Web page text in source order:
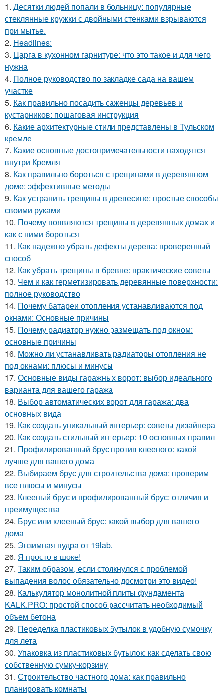
1. Десятки людей попали в больницу: популярные
стеклянные кружки с двойными стенками взрываются
при мытье.
2. Headlines:
3. Царга в кухонном гарнитуре: что это такое и для чего
нужна
4. Полное руководство по закладке сада на вашем
участке
5. Как правильно посадить саженцы деревьев и
кустарников: пошаговая инструкция
6. Какие архитектурные стили представлены в Тульском
кремле
7. Какие основные достопримечательности находятся
внутри Кремля
8. Как правильно бороться с трещинами в деревянном
доме: эффективные методы
9. Как устранить трещины в древесине: простые способы
своими руками
10. Почему появляются трещины в деревянных домах и
как с ними бороться
11. Как надежно убрать дефекты дерева: проверенный
способ
12. Как убрать трещины в бревне: практические советы
13. Чем и как герметизировать деревянные поверхности:
полное руководство
14. Почему батареи отопления устанавливаются под
окнами: Основные причины
15. Почему радиатор нужно размещать под окном:
основные причины
16. Можно ли устанавливать радиаторы отопления не
под окнами: плюсы и минусы
17. Основные виды гаражных ворот: выбор идеального
варианта для вашего гаража
18. Выбор автоматических ворот для гаража: два
основных вида
19. Как создать уникальный интерьер: советы дизайнера
20. Как создать стильный интерьер: 10 основных правил
21. Профилированный брус против клееного: какой
лучше для вашего дома
22. Выбираем брус для строительства дома: проверим
все плюсы и минусы
23. Клееный брус и профилированный брус: отличия и
преимущества
24. Брус или клееный брус: какой выбор для вашего
дома
25. Энзимная пудра от 19lab.
26. Я просто в шоке!
27. Таким образом, если столкнулся с проблемой
выпадения волос обязательно досмотри это видео!
28. Калькулятор монолитной плиты фундамента
KALK.PRO: простой способ рассчитать необходимый
объем бетона
29. Переделка пластиковых бутылок в удобную сумочку
для лета
30. Упаковка из пластиковых бутылок: как сделать свою
собственную сумку-корзину
31. Строительство частного дома: как правильно
планировать комнаты